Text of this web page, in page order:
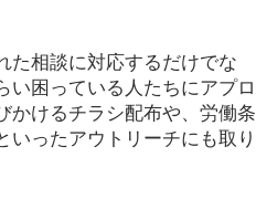
相談に対応するだけでな
い困っている人たちにアプロ
かけるチラシ配布や、労働条
いったアウトリーチにも取り